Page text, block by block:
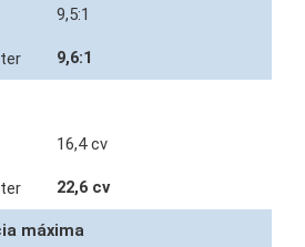
9,5:1
9,6:1
16,4 cv
22,6 cv
máxima